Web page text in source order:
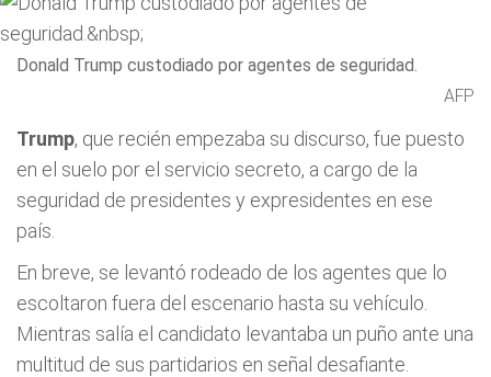
Donald Trump custodiado por agentes de seguridad.
AFP
Trump, que recién empezaba su discurso, fue puesto
en el suelo por el servicio secreto, a cargo de la
seguridad de presidentes y expresidentes en ese
país.
En breve, se levantó rodeado de los agentes que lo
escoltaron fuera del escenario hasta su vehículo.
Mientras salía el candidato levantaba un puño ante una
multitud de sus partidarios en señal desafiante.